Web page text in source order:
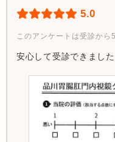
5.0
このアンケートは受診から
安心して受診できました